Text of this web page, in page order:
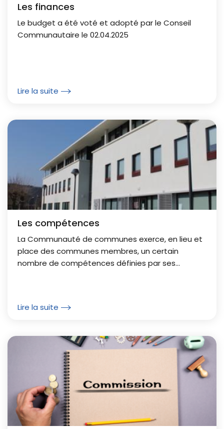
Les finances
Le budget a été voté et adopté par le Conseil
Communautaire le 02.04.2025
Lire la suite
Les compétences
La Communauté de communes exerce, en lieu et
place des communes membres, un certain
nombre de compétences définies par ses
Lire la suite